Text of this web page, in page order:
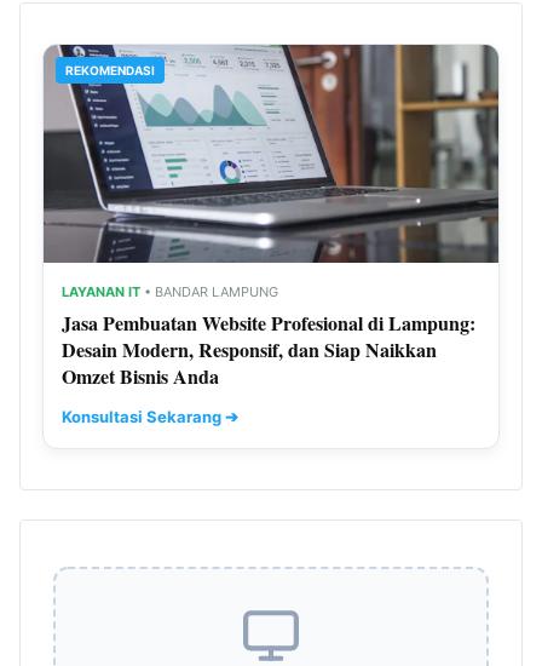
REKOMENDASI
LAYANAN IT • BANDAR LAMPUNG
Jasa Pembuatan Website Profesional di Lampung:
Desain Modern, Responsif, dan Siap Naikkan
Omzet Bisnis Anda
Konsultasi Sekarang ➔